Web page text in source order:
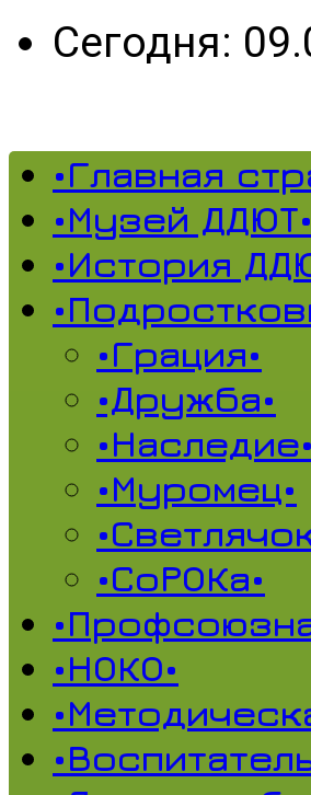
Сегодня:
•Главная
•Музей ДДЮТ•
•История
•Грация•
•Дружба•
•Наследие•
•Муромец•
•СоРОКа•
•НОКО•